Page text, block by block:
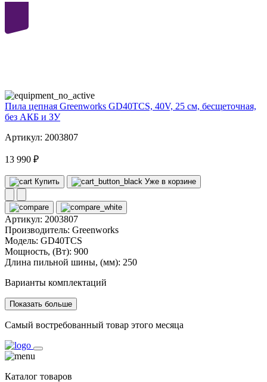
Пила цепная Greenworks GD40TCS, 40V, 25 см, бесщеточная,
без АКБ и ЗУ
Артикул: 2003807
13 990 ₽
Купить Уже в корзине
Артикул: 2003807
Производитель: Greenworks
Модель: GD40TCS
Мощность, (Вт): 900
Длина пильной шины, (мм): 250
Варианты комплектаций
Показать больше
Самый востребованный товар этого месяца
Каталог товаров